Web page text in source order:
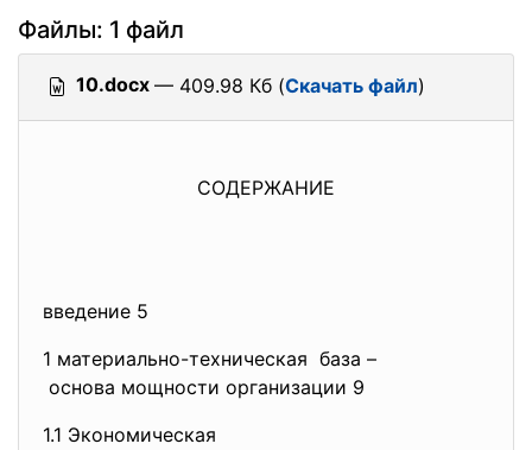
Файлы: 1 файл
10.docx — 409.98 Кб (Скачать файл)
СОДЕРЖАНИЕ
введение 5
1 материально-техническая база –
основа мощности организации 9
1.1 Экономическая